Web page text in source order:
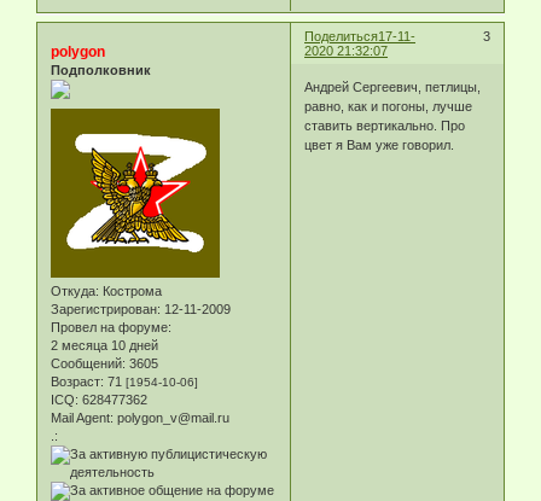
Поделиться 3
17-11-
2020 21:32:07
polygon
Подполковник
Откуда: Кострома
Зарегистрирован: 12-11-2009
Провел на форуме:
2 месяца 10 дней
Сообщений: 3605
Возраст: 71 [1954-10-06]
ICQ: 628477362
Mail Agent: polygon_v@mail.ru
.:
Андрей Сергеевич, петлицы,
равно, как и погоны, лучше
ставить вертикально. Про
цвет я Вам уже говорил.